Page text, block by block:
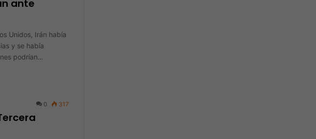
ante
Unidos, Irán había
y se había
podrían…
0 317